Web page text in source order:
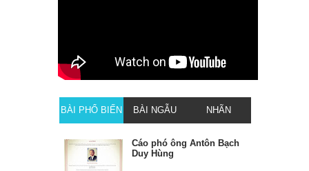
BÀI PHỔ BIẾN BÀI NGẪU
NHIÊN
NHÃN
Cáo phó ông Antôn Bạch
Duy Hùng